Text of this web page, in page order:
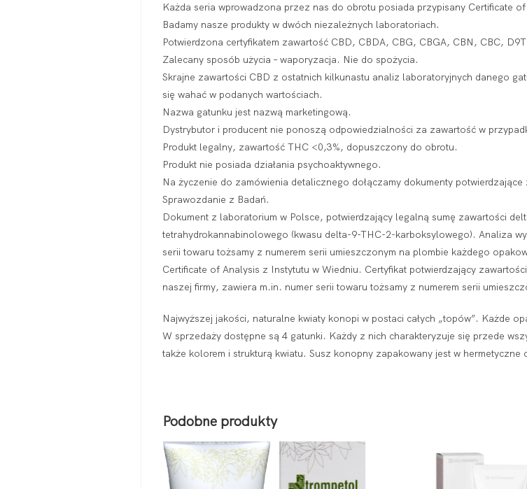
Każda seria wprowadzona przez nas do obrotu posiada przypisany Certificate
Badamy nasze produkty w dwóch niezależnych laboratoriach.
Potwierdzona certyfikatem zawartość CBD, CBDA, CBG, CBGA, CBN, CBC,
Zalecany sposób użycia – waporyzacja. Nie do spożycia.
Skrajne zawartości CBD z ostatnich kilkunastu analiz laboratoryjnych danego
się wahać w podanych wartościach.
Nazwa gatunku jest nazwą marketingową.
Dystrybutor i producent nie ponoszą odpowiedzialności za zawartość w
Produkt legalny, zawartość THC <0,3%, dopuszczony do obrotu.
Produkt nie posiada działania psychoaktywnego.
Na życzenie do zamówienia detalicznego dołączamy dokumenty
Sprawozdanie z Badań.
Dokument z laboratorium w Polsce, potwierdzający legalną sumę zawartości
tetrahydrokannabinolowego (kwasu delta-9-THC-2-karboksylowego). Analiza
serii towaru tożsamy z numerem serii umieszczonym na plombie każdego
Certificate of Analysis z Instytutu w Wiedniu. Certyfikat potwierdzający
naszej firmy, zawiera m.in. numer serii towaru tożsamy z numerem serii
Najwyższej jakości, naturalne kwiaty konopi w postaci całych „topów”. Każde
W sprzedaży dostępne są 4 gatunki. Każdy z nich charakteryzuje się przede
także kolorem i strukturą kwiatu. Susz konopny zapakowany jest w
Podobne produkty